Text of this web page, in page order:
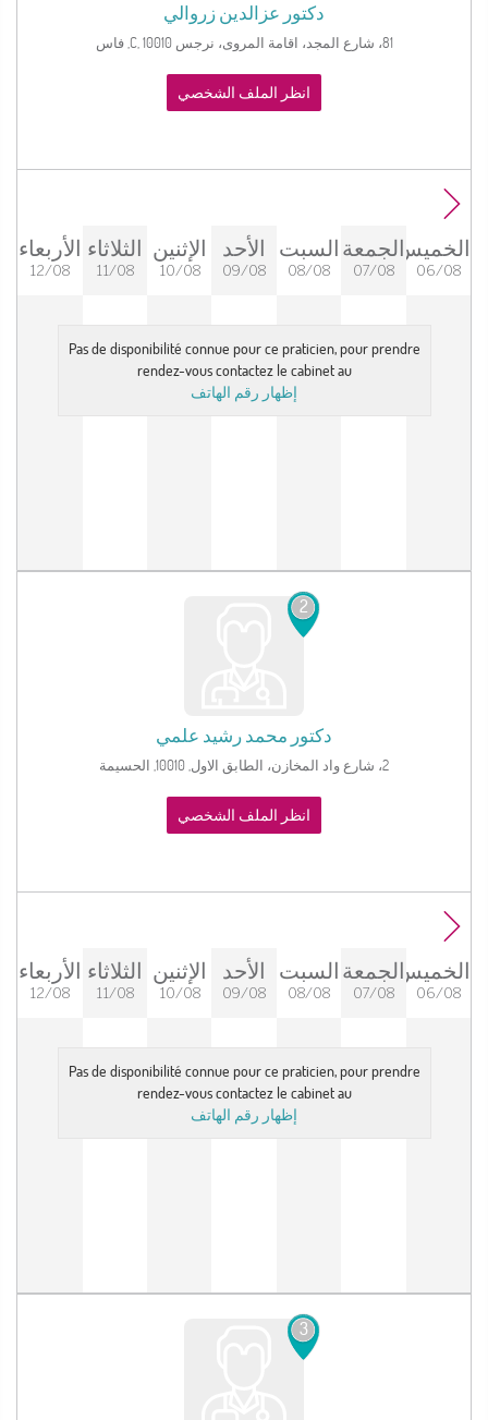
دكتور عزالدين زروالي
81، شارع المجد، اقامة المروى، نرجس C, 10010, فاس
انظر الملف الشخصي
الخميس
06/08
الجمعة
07/08
السبت
08/08
الأحد
09/08
الإثنين
10/08
الثلاثاء
11/08
الأربعاء
12/08
Pas de disponibilité connue pour ce praticien, pour prendre
rendez-vous contactez le cabinet au
إظهار رقم الهاتف
2
دكتور محمد رشيد علمي
2، شارع واد المخازن، الطابق الاول, 10010, الحسيمة
انظر الملف الشخصي
الخميس
06/08
الجمعة
07/08
السبت
08/08
الأحد
09/08
الإثنين
10/08
الثلاثاء
11/08
الأربعاء
12/08
Pas de disponibilité connue pour ce praticien, pour prendre
rendez-vous contactez le cabinet au
إظهار رقم الهاتف
3